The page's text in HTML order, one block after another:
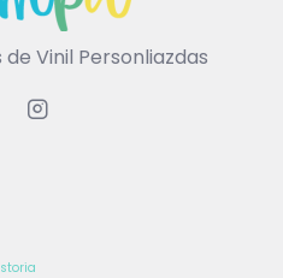
Vinil Personliazdas